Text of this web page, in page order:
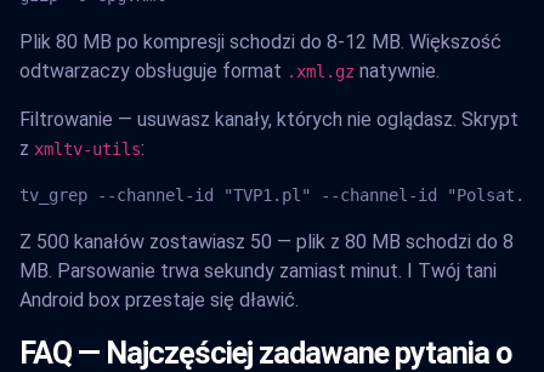
Plik 80 MB po kompresji schodzi do 8-12 MB. Większość
odtwarzaczy obsługuje format .xml.gz natywnie.
Filtrowanie — usuwasz kanały, których nie oglądasz. Skrypt
z xmltv-utils:
tv_grep --channel-id "TVP1.pl" --channel-id
Z 500 kanałów zostawiasz 50 — plik z 80 MB schodzi do 8
MB. Parsowanie trwa sekundy zamiast minut. I Twój tani
Android box przestaje się dławić.
FAQ — Najczęściej zadawane pytania o